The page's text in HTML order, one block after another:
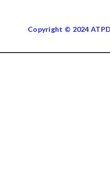
Copyright © 2024